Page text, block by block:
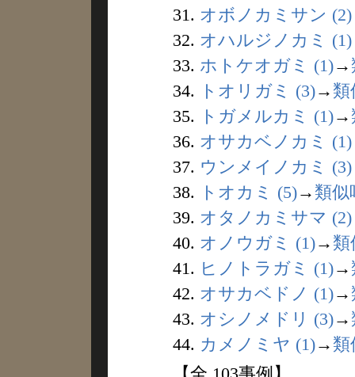
31. オボノカミサン (2)
32. オハルジノカミ (1)
33. ホトケオガミ (1)→
34.
トオリガミ (3)→ 類
35.
トガメルカミ (1)→
36. オサカベノカミ (1)
37. ウンメイノカミ (3)
38.
トオカミ (5)→ 類似
39. オタノカミサマ (2)
40. オノウガミ (1)→ 類
41. ヒノトラガミ (1)→
42. オサカベドノ (1)→
43. オシノメドリ (3)→
44. カメノミヤ (1)→ 類